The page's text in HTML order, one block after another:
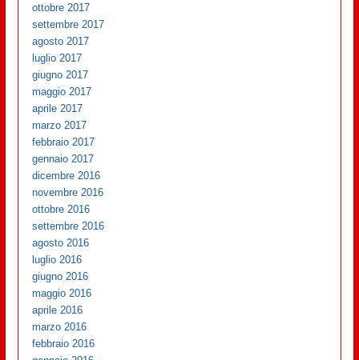
ottobre 2017
settembre 2017
agosto 2017
luglio 2017
giugno 2017
maggio 2017
aprile 2017
marzo 2017
febbraio 2017
gennaio 2017
dicembre 2016
novembre 2016
ottobre 2016
settembre 2016
agosto 2016
luglio 2016
giugno 2016
maggio 2016
aprile 2016
marzo 2016
febbraio 2016